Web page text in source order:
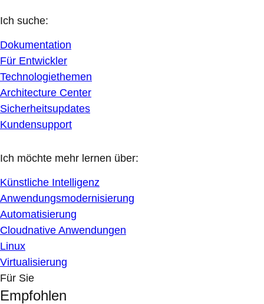
Ich suche:
Dokumentation
Für Entwickler
Technologiethemen
Architecture Center
Sicherheitsupdates
Kundensupport
Ich möchte mehr lernen über:
Künstliche Intelligenz
Anwendungsmodernisierung
Automatisierung
Cloudnative Anwendungen
Linux
Virtualisierung
Für Sie
Empfohlen